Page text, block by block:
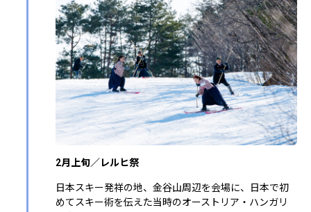
2月上旬／レルヒ祭
日本スキー発祥の地、金谷山周辺を会場に、日本で初
めてスキー術を伝えた当時のオーストリア・ハンガリ